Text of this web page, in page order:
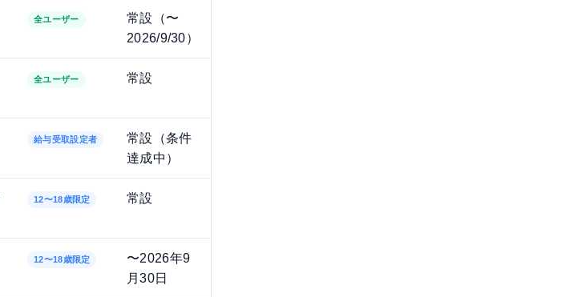
全ユーザー
常設（〜
2026/9/30）
全ユーザー 常設
給与受取設定者
常設（条件
達成中）
12〜18歳限定 常設
12〜18歳限定
〜2026年9
月30日